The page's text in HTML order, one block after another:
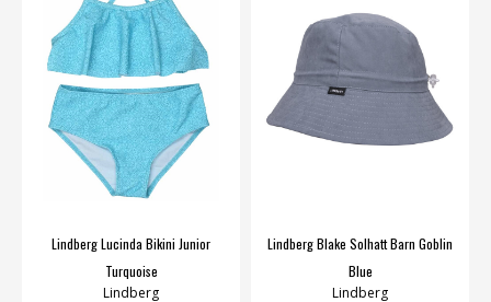
Lindberg Lucinda Bikini Junior
Turquoise
Lindberg
Lindberg Blake Solhatt Barn Goblin
Blue
Lindberg